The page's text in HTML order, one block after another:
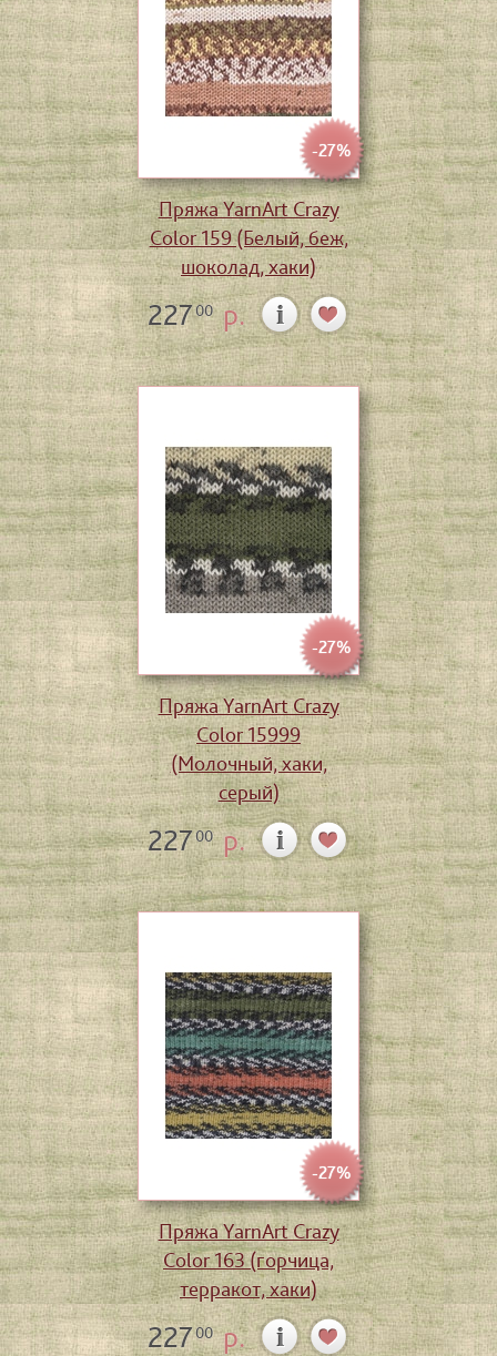
-27%
Пряжа YarnArt Crazy
Color 159 (Белый, беж,
шоколад, хаки)
22700р.
-27%
Пряжа YarnArt Crazy
Color 15999
(Молочный, хаки,
серый)
22700р.
-27%
Пряжа YarnArt Crazy
Color 163 (горчица,
терракот, хаки)
22700р.